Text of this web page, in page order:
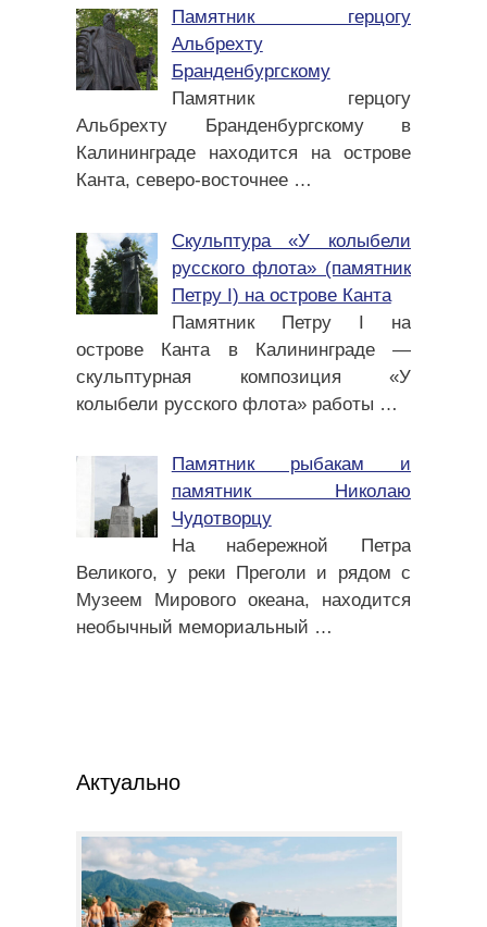
Памятник герцогу
Альбрехту
Бранденбургскому
Памятник герцогу
Альбрехту Бранденбургскому в
Калининграде находится на острове
Канта, северо-восточнее …
Скульптура «У колыбели
русского флота» (памятник
Петру I) на острове Канта
Памятник Петру I на
острове Канта в Калининграде —
скульптурная композиция «У
колыбели русского флота» работы …
Памятник рыбакам и
памятник Николаю
Чудотворцу
На набережной Петра
Великого, у реки Преголи и рядом с
Музеем Мирового океана, находится
необычный мемориальный …
Актуально